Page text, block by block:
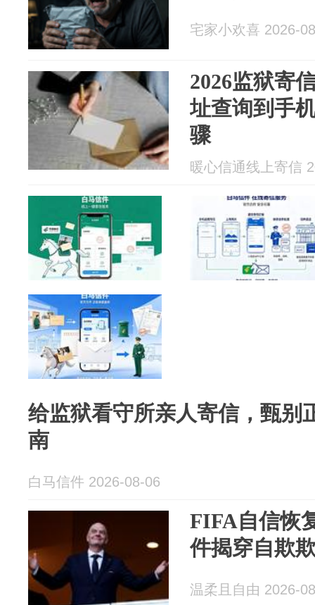
宅家小欢喜 2026-
2026监狱寄
址查询到手
骤
暖心信通线上寄信
给监狱看守所亲人寄信，甄别
南
白马信件 2026-08-06
FIFA自信恢
件揭穿自欺
温柔且自由 2026-